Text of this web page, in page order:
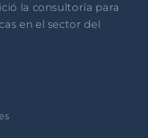
la consultoría para
en el sector del